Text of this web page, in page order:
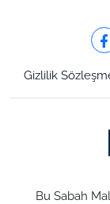
Gizlilik
Bu Sabah